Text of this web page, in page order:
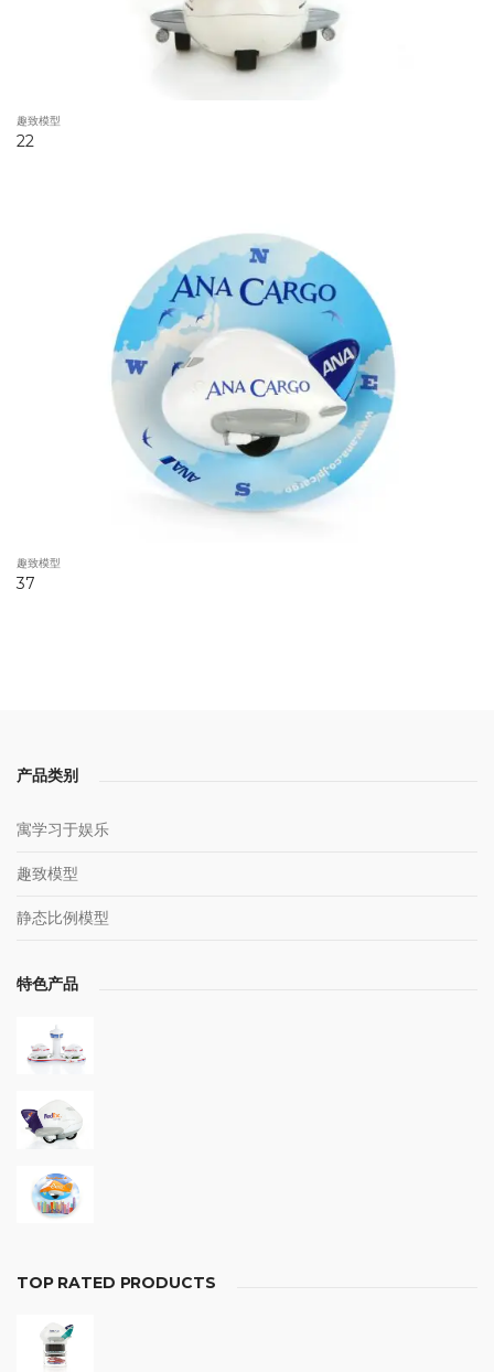
趣致模型
22
趣致模型
37
产品类别
寓学习于娱乐
趣致模型
静态比例模型
特色产品
TOP RATED PRODUCTS